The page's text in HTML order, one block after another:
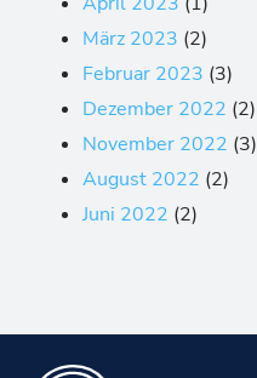
März 2023 (2)
Februar 2023 (3)
Dezember 2022 (2)
November 2022 (3)
August 2022 (2)
Juni 2022 (2)